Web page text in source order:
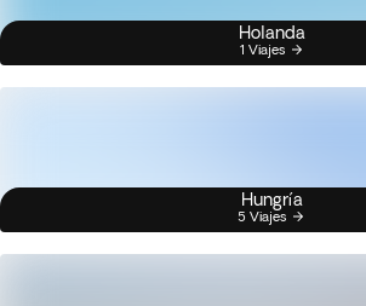
Holanda
1 Viajes
Hungría
5 Viajes